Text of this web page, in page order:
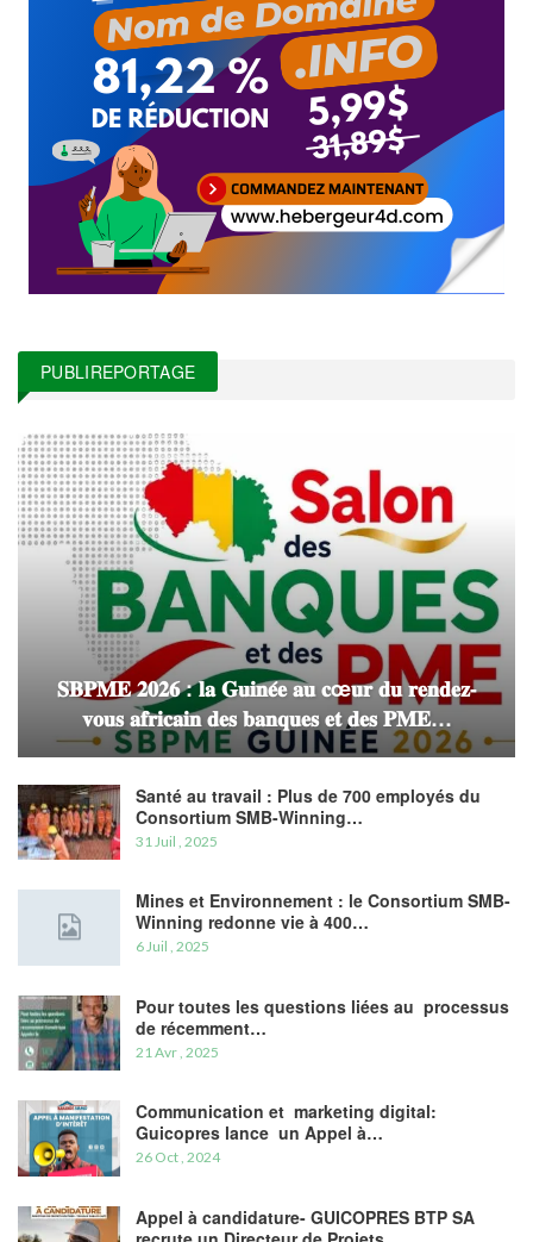
PUBLIREPORTAGE
𝐒𝐁𝐏𝐌𝐄 𝟐𝟎𝟐𝟔 : 𝐥𝐚 𝐆𝐮𝐢𝐧𝐞́𝐞 𝐚𝐮 𝐜œ𝐮𝐫 𝐝𝐮 𝐫𝐞𝐧𝐝𝐞𝐳-
𝐯𝐨𝐮𝐬 𝐚𝐟𝐫𝐢𝐜𝐚𝐢𝐧 𝐝𝐞𝐬 𝐛𝐚𝐧𝐪𝐮𝐞𝐬 𝐞𝐭 𝐝𝐞𝐬 𝐏𝐌𝐄…
Santé au travail : Plus de 700 employés du
Consortium SMB-Winning…
31 Juil , 2025
Mines et Environnement : le Consortium SMB-
Winning redonne vie à 400…
6 Juil , 2025
Pour toutes les questions liées au processus
de récemment…
21 Avr , 2025
Communication et marketing digital:
Guicopres lance un Appel à…
26 Oct , 2024
Appel à candidature- GUICOPRES BTP SA